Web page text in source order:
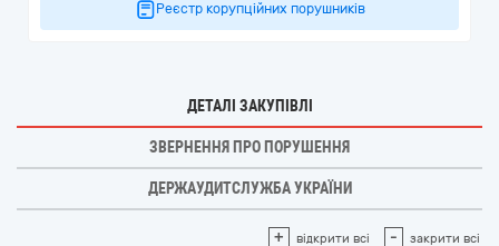
Реєстр корупційних порушників
ДЕТАЛІ ЗАКУПІВЛІ
ЗВЕРНЕННЯ ПРО ПОРУШЕННЯ
ДЕРЖАУДИТСЛУЖБА УКРАЇНИ
+ відкрити всі - закрити всі